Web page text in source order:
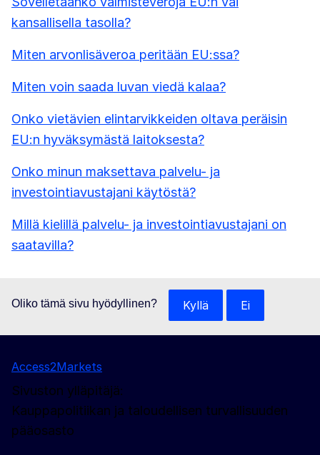
kansallisella tasolla?
Miten arvonlisäveroa peritään EU:ssa?
Miten voin saada luvan viedä kalaa?
Onko vietävien elintarvikkeiden oltava peräisin
EU:n hyväksymästä laitoksesta?
Onko minun maksettava palvelu- ja
investointiavustajani käytöstä?
Millä kielillä palvelu- ja investointiavustajani on
saatavilla?
Oliko tämä sivu hyödyllinen? Kyllä Ei
Access2Markets
Sivuston ylläpitäjä:
Kauppapolitiikan ja taloudellisen turvallisuuden
pääosasto